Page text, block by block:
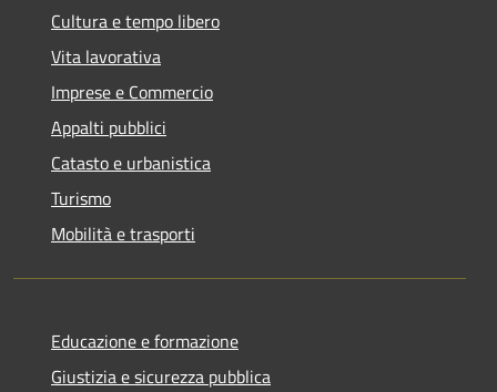
Cultura e tempo libero
Vita lavorativa
Imprese e Commercio
Appalti pubblici
Catasto e urbanistica
Turismo
Mobilità e trasporti
Educazione e formazione
Giustizia e sicurezza pubblica